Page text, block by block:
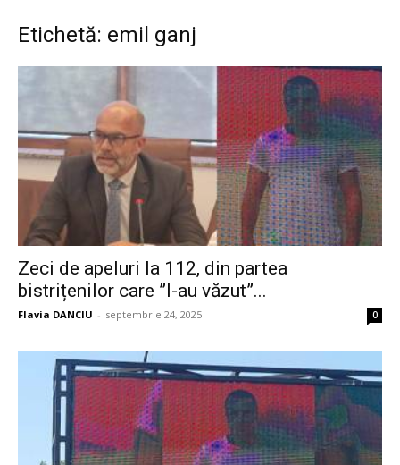
Etichetă: emil ganj
Zeci de apeluri la 112, din partea
bistrițenilor care ”l-au văzut”...
Flavia DANCIU - septembrie 24, 2025 0